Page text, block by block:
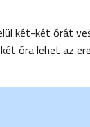
két-két órát
óra lehet az